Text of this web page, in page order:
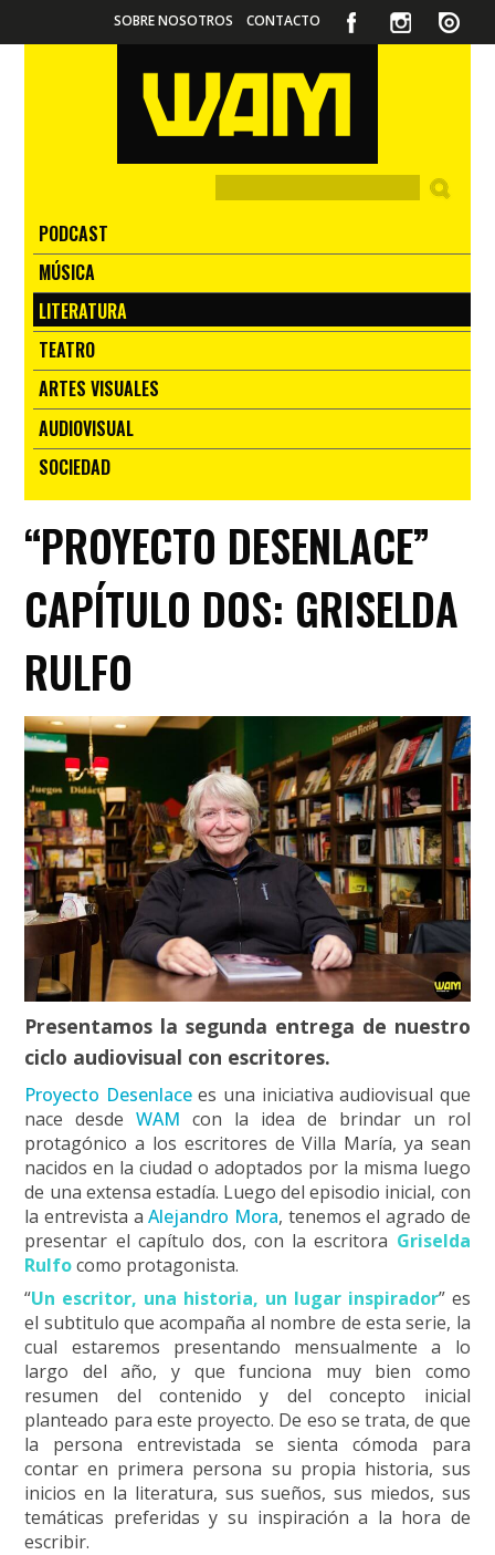
SOBRE NOSOTROS CONTACTO
PODCAST
MÚSICA
LITERATURA
TEATRO
ARTES VISUALES
AUDIOVISUAL
SOCIEDAD
“PROYECTO DESENLACE”
CAPÍTULO DOS: GRISELDA
RULFO
Presentamos la segunda entrega de nuestro
ciclo audiovisual con escritores.
Proyecto Desenlacees una iniciativa audiovisual que
nace desdeWAM con la idea de brindar un rol
protagónico a los escritores de Villa María, ya sean
nacidos en la ciudad o adoptados por la misma luego
de una extensa estadía. Luego del episodio inicial, con
la entrevista aAlejandro Mora, tenemos el agrado de
presentar el capítulo dos, con la escritora Griselda
Rulfocomo protagonista.
“Un escritor, una historia, un lugar inspirador” es
el subtitulo que acompaña al nombre de esta serie, la
cual estaremos presentando mensualmente a lo
largo del año, y que funciona muy bien como
resumen del contenido y del concepto inicial
planteado para este proyecto. De eso se trata, de que
la persona entrevistada se sienta cómoda para
contar en primera persona su propia historia, sus
inicios en la literatura, sus sueños, sus miedos, sus
temáticas preferidas y su inspiración a la hora de
escribir.